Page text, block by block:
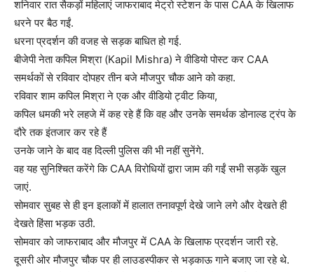
शनिवार रात सैकड़ों महिलाएं जाफराबाद मेट्रो स्टेशन के पास CAA के खिलाफ
धरने पर बैठ गईं.
धरना प्रदर्शन की वजह से सड़क बाधित हो गई.
बीजेपी नेता कपिल मिश्रा (Kapil Mishra) ने वीडियो पोस्ट कर CAA
समर्थकों से रविवार दोपहर तीन बजे मौजपुर चौक आने को कहा.
रविवार शाम कपिल मिश्रा ने एक और वीडियो ट्वीट किया,
कपिल धमकी भरे लहजे में कह रहे हैं कि वह और उनके समर्थक डोनाल्ड ट्रंप के
दौरे तक इंतजार कर रहे हैं
उनके जाने के बाद वह दिल्ली पुलिस की भी नहीं सुनेंगे.
वह यह सुनिश्चित करेंगे कि CAA विरोधियों द्वारा जाम की गईं सभी सड़कें खुल
जाएं.
सोमवार सुबह से ही इन इलाकों में हालात तनावपूर्ण देखे जाने लगे और देखते ही
देखते हिंसा भड़क उठी.
सोमवार को जाफराबाद और मौजपुर में CAA के खिलाफ प्रदर्शन जारी रहे.
दूसरी ओर मौजपुर चौक पर ही लाउडस्पीकर से भड़काऊ गाने बजाए जा रहे थे.